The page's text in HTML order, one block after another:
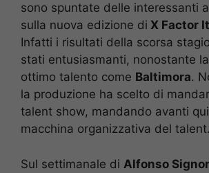
sono spuntate delle interessanti
sulla nuova edizione di X Factor
Infatti i risultati della scorsa
stati entusiasmanti, nonostante
ottimo talento come Baltimora.
la produzione ha scelto di
talent show, mandando avanti
macchina organizzativa del talent.
Sul settimanale di Alfonso